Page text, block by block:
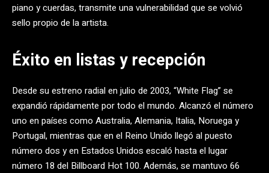
piano y cuerdas, transmite una vulnerabilidad que se volvió
sello propio de la artista.
Éxito en listas y recepción
Desde su estreno radial en julio de 2003, “White Flag” se
expandió rápidamente por todo el mundo. Alcanzó el número
uno en países como Australia, Alemania, Italia, Noruega y
Portugal, mientras que en el Reino Unido llegó al puesto
número dos y en Estados Unidos escaló hasta el lugar
número 18 del Billboard Hot 100. Además, se mantuvo 66